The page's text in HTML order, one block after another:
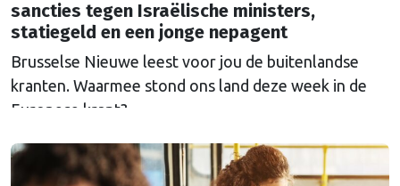
sancties tegen Israëlische ministers,
statiegeld en een jonge nepagent
Brusselse Nieuwe leest voor jou de buitenlandse
kranten. Waarmee stond ons land deze week in de
Europese krant?